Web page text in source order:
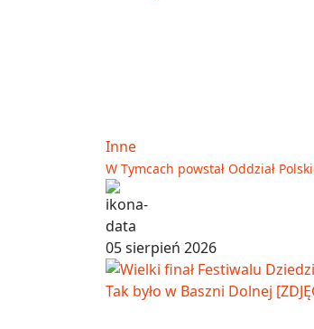
Inne
W Tymcach powstał Oddział
05 sierpień 2026